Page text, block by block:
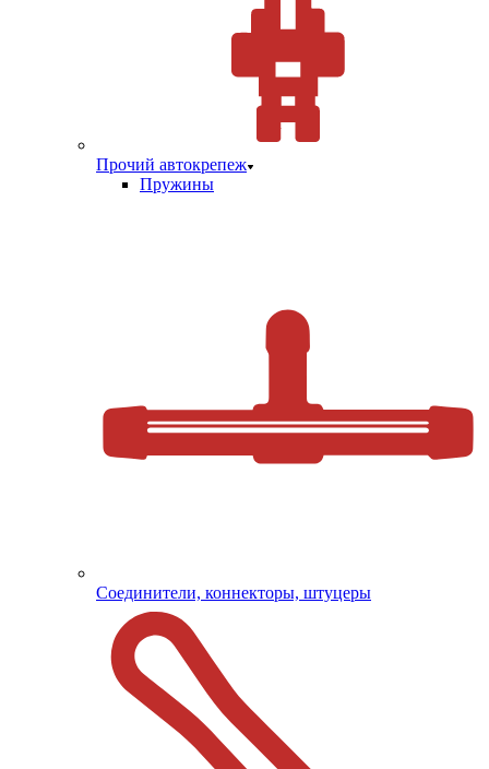
Прочий автокрепеж
Пружины
Соединители, коннекторы, штуцеры